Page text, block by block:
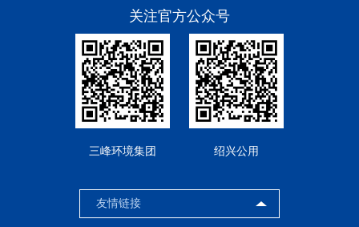
关注官方公众号
三峰环境集团 绍兴公用